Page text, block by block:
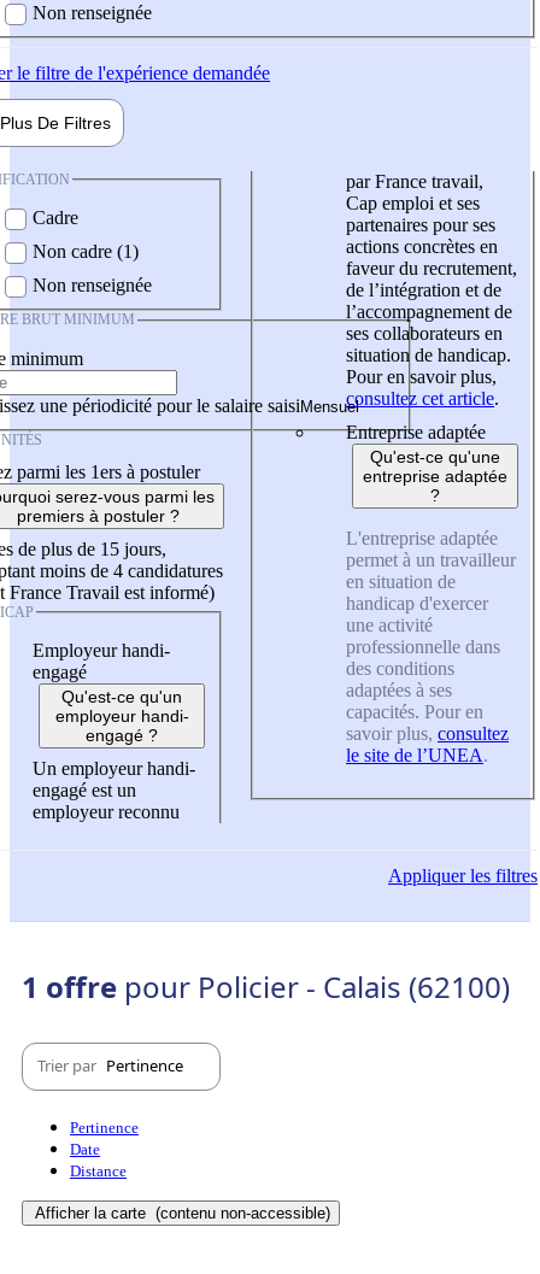
Non renseignée
le filtre de l'expérience demandée
Plus De Filtres
Cadre
Non cadre (1)
Non renseignée
BRUT MINIMUM
minimum
une périodicité pour le salaire saisi
parmi les 1ers à postuler
serez-vous parmi les
premiers à postuler ?
de plus de 15 jours,
moins de 4 candidatures
France Travail est informé)
Employeur handi-
engagé
Qu'est-ce qu'un
employeur handi-
engagé ?
Un employeur handi-
engagé est un
employeur reconnu
par France travail,
Cap emploi et ses
partenaires pour ses
actions concrètes en
faveur du recrutement,
de l’intégration et de
l’accompagnement de
ses collaborateurs en
situation de handicap.
Pour en savoir plus,
consultez cet article.
Entreprise adaptée
Qu'est-ce qu'une
entreprise adaptée
?
L'entreprise adaptée
permet à un travailleur
en situation de
handicap d'exercer
une activité
professionnelle dans
des conditions
adaptées à ses
capacités. Pour en
savoir plus, consultez
le site de l’UNEA.
Appliquerles filtres
1 offre pour Policier - Calais (62100)
Trier par Pertinence
Pertinence
Date
Distance
Afficher la carte (contenu non-accessible)